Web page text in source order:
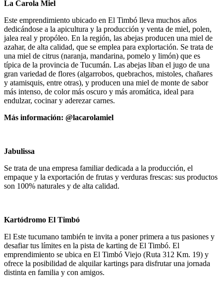
La Carola Miel
Este emprendimiento ubicado en El Timbó lleva muchos años
dedicándose a la apicultura y la producción y venta de miel, polen,
jalea real y propóleo. En la región, las abejas producen una miel de
azahar, de alta calidad, que se emplea para explortación. Se trata de
una miel de citrus (naranja, mandarina, pomelo y limón) que es
típica de la provincia de Tucumán. Las abejas liban el jugo de una
gran variedad de flores (algarrobos, quebrachos, mistoles, chañares
y atamisquis, entre otras), y producen una miel de monte de sabor
más intenso, de color más oscuro y más aromática, ideal para
endulzar, cocinar y aderezar carnes.
Más información: @lacarolamiel
Jabulissa
Se trata de una empresa familiar dedicada a la producción, el
empaque y la exportación de frutas y verduras frescas: sus productos
son 100% naturales y de alta calidad.
Kartódromo El Timbó
El Este tucumano también te invita a poner primera a tus pasiones y
desafiar tus límites en la pista de karting de El Timbó. El
emprendimiento se ubica en El Timbó Viejo (Ruta 312 Km. 19) y
ofrece la posibilidad de alquilar kartings para disfrutar una jornada
distinta en familia y con amigos.